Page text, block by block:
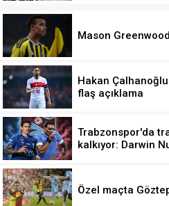
Mason
Hakan
flaş açıklama
Trabzonspor'da
kalkıyor: Darwin
Özel maçta